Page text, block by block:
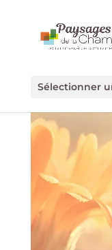
Sélectionner